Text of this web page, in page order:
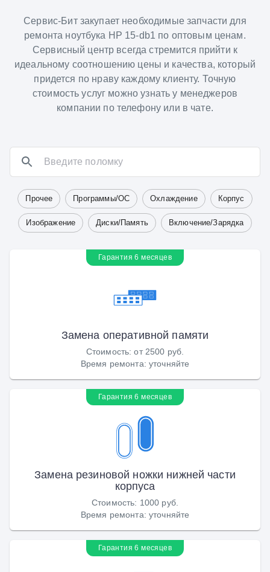
Сервис-Бит закупает необходимые запчасти для
ремонта ноутбука HP 15-db1 по оптовым ценам.
Сервисный центр всегда стремится прийти к
идеальному соотношению цены и качества, который
придется по нраву каждому клиенту. Точную
стоимость услуг можно узнать у менеджеров
компании по телефону или в чате.
Прочее Программы/ОС Охлаждение Корпус
Изображение Диски/Память Включение/Зарядка
Гарантия 6 месяцев
Замена оперативной памяти
Стоимость:от 2500 руб.
Время ремонта: уточняйте
Гарантия 6 месяцев
Замена резиновой ножки нижней части
корпуса
Стоимость: 1000 руб.
Время ремонта: уточняйте
Гарантия 6 месяцев